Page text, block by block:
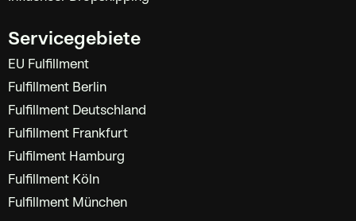
Servicegebiete
EU Fulfillment
Fulfillment Berlin
Fulfillment Deutschland
Fulfillment Frankfurt
Fulfilment Hamburg
Fulfillment Köln
Fulfillment München